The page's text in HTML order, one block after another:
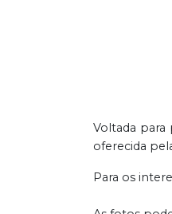
Voltada para
oferecida
Para os